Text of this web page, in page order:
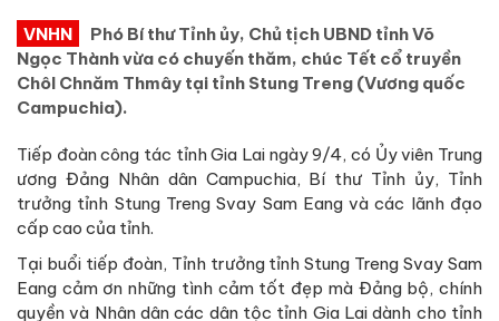
VNHN
Phó Bí thư Tỉnh ủy, Chủ tịch UBND tỉnh Võ
Ngọc Thành vừa có chuyến thăm, chúc Tết cổ truyền
Chôl Chnăm Thmây tại tỉnh Stung Treng (Vương quốc
Campuchia).
Tiếp đoàn công tác tỉnh Gia Lai ngày 9/4, có Ủy viên Trung
ương Đảng Nhân dân Campuchia, Bí thư Tỉnh ủy, Tỉnh
trưởng tỉnh Stung Treng Svay Sam Eang và các lãnh đạo
cấp cao của tỉnh.
Tại buổi tiếp đoàn, Tỉnh trưởng tỉnh Stung Treng Svay Sam
Eang cảm ơn những tình cảm tốt đẹp mà Đảng bộ, chính
quyền và Nhân dân các dân tộc tỉnh Gia Lai dành cho tỉnh